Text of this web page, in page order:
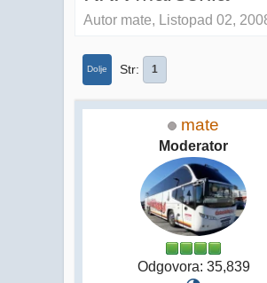
Autor mate, Listopad 02,
Dolje Str 1
mate
Moderator
Odgovora: 35,839